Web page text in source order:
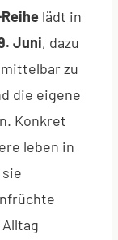
lädt in
Juni, dazu
zu
die eigene
Konkret
leben in